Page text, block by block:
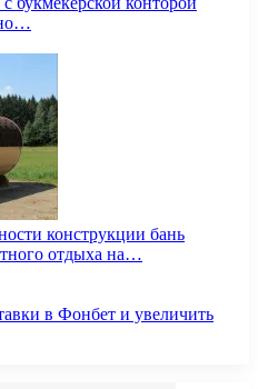
конструкции бань
отдыха на…
в Фонбет и увеличить